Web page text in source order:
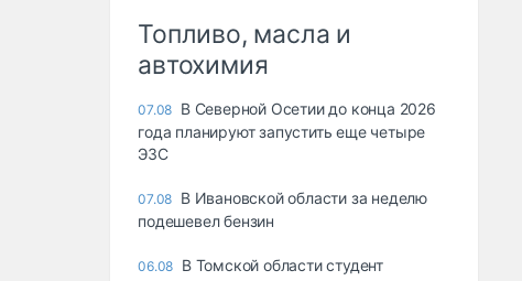
Топливо, масла и
автохимия
07.08 В Северной Осетии до конца 2026
года планируют запустить еще четыре
ЭЗС
07.08 В Ивановской области за неделю
подешевел бензин
06.08 В Томской области студент